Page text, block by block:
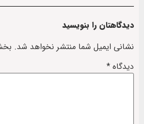
دیدگاهتان را بنویسید
نشانی ایمیل شما منتشر نخواهد شد.
دیدگاه *